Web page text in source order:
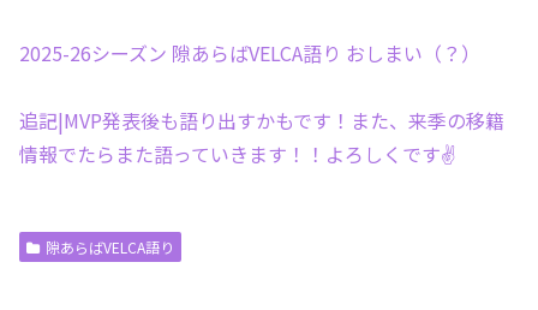
2025-26シーズン 隙あらばVELCA語り おしまい（？）
追記|MVP発表後も語り出すかもです！また、来季の移籍
情報でたらまた語っていきます！！よろしくです✌️
隙あらばVELCA語り